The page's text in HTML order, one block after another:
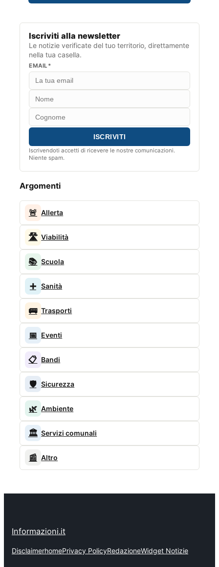
Iscriviti alla newsletter
Le notizie verificate del tuo territorio, direttamente
nella tua casella.
EMAIL*
Iscrivendoti accetti di ricevere le nostre comunicazioni.
Niente spam.
Argomenti
🚨 Allerta
🛣️ Viabilità
📚 Scuola
➕ Sanità
🚌 Trasporti
📅 Eventi
📋 Bandi
🛡️ Sicurezza
🌿 Ambiente
🏛️ Servizi comunali
📰 Altro
Informazioni.it
DisclaimerhomePrivacy PolicyRedazioneWidget Notizie